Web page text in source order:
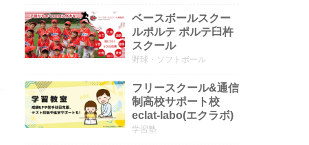
ベースボールスクー
ルポルテ ポルテ臼杵
スクール
野球・ソフトボール
フリースクール&通信
制高校サポート校
eclat-labo(エクラボ)
学習塾